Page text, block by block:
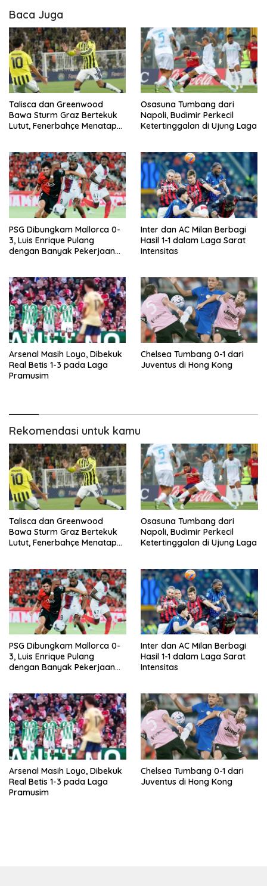
Baca Juga
Talisca dan Greenwood
Bawa Sturm Graz Bertekuk
Lutut, Fenerbahçe Menatap
Osasuna Tumbang dari
Napoli, Budimir Perkecil
Ketertinggalan di Ujung Laga
PSG Dibungkam Mallorca 0-
3, Luis Enrique Pulang
dengan Banyak Pekerjaan
Inter dan AC Milan Berbagi
Hasil 1-1 dalam Laga Sarat
Intensitas
Arsenal Masih Loyo, Dibekuk
Real Betis 1-3 pada Laga
Pramusim
Chelsea Tumbang 0-1 dari
Juventus di Hong Kong
Rekomendasi untuk kamu
Talisca dan Greenwood
Bawa Sturm Graz Bertekuk
Lutut, Fenerbahçe Menatap
Osasuna Tumbang dari
Napoli, Budimir Perkecil
Ketertinggalan di Ujung Laga
PSG Dibungkam Mallorca 0-
3, Luis Enrique Pulang
dengan Banyak Pekerjaan
Inter dan AC Milan Berbagi
Hasil 1-1 dalam Laga Sarat
Intensitas
Arsenal Masih Loyo, Dibekuk
Real Betis 1-3 pada Laga
Pramusim
Chelsea Tumbang 0-1 dari
Juventus di Hong Kong